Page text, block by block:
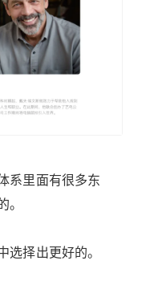
系里面有很多东
选择出更好的。